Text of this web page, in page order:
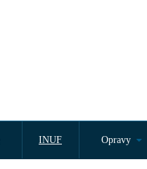
INUF Opravy